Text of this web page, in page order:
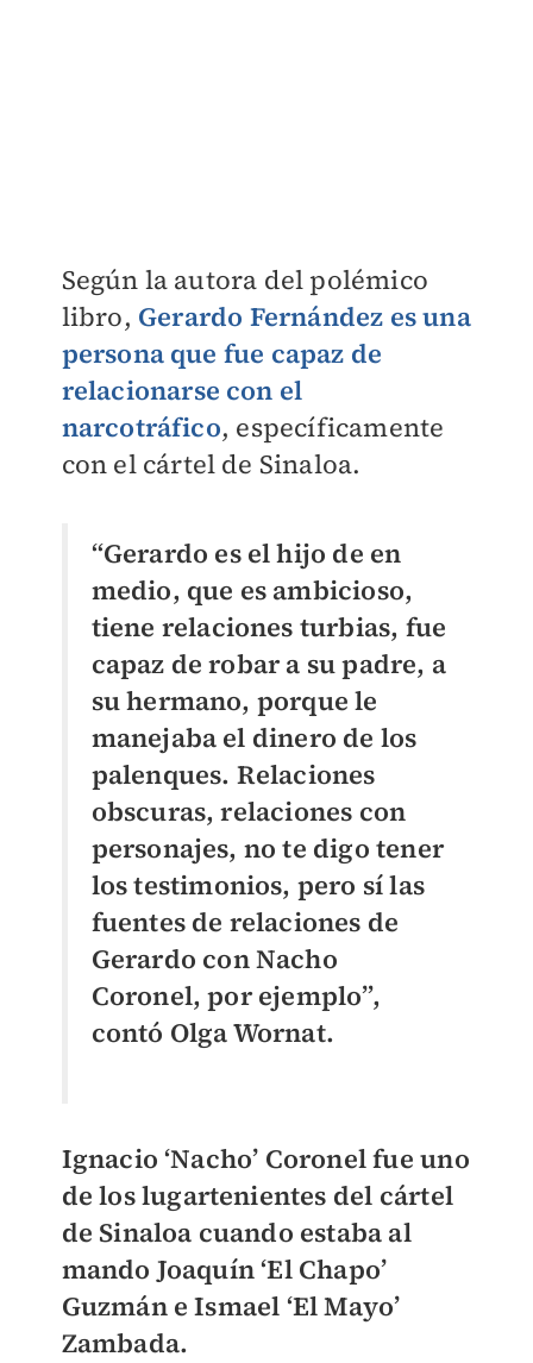
Según la autora del polémico
libro, Gerardo Fernández es una
persona que fue capaz de
relacionarse con el
narcotráfico, específicamente
con el cártel de Sinaloa.
“Gerardo es el hijo de en
medio, que es ambicioso,
tiene relaciones turbias, fue
capaz de robar a su padre, a
su hermano, porque le
manejaba el dinero de los
palenques. Relaciones
obscuras, relaciones con
personajes, no te digo tener
los testimonios, pero sí las
fuentes de relaciones de
Gerardo con Nacho
Coronel, por ejemplo”,
contó Olga Wornat.
Ignacio ‘Nacho’ Coronel fue uno
de los lugartenientes del cártel
de Sinaloa cuando estaba al
mando Joaquín ‘El Chapo’
Guzmán e Ismael ‘El Mayo’
Zambada.